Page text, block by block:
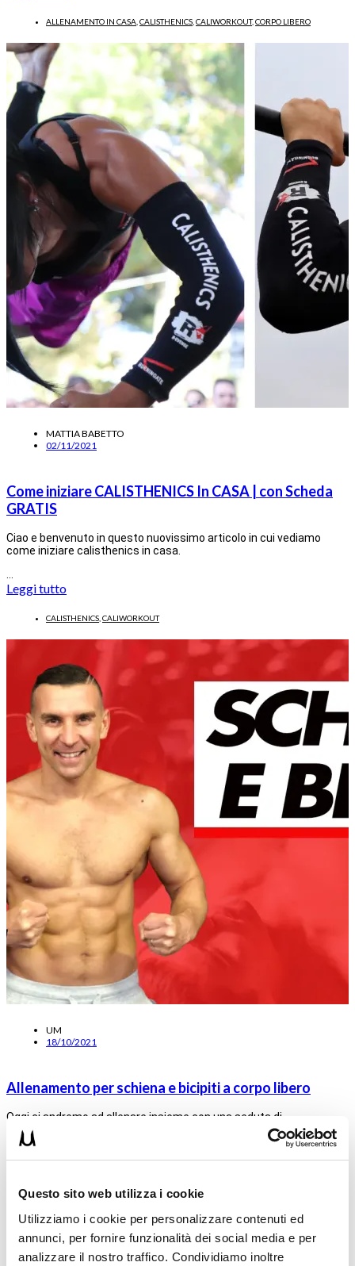
Questo sito web utilizza i cookie
Utilizziamo i cookie per personalizzare contenuti ed
annunci, per fornire funzionalità dei social media e per
analizzare il nostro traffico. Condividiamo inoltre
ALLENAMENTO IN CASA CALISTHENICS CALIWORKOUT,CORPO LIBERO
MATTIA BABETTO
02/11/2021
Come iniziare CALISTHENICS In CASA | con Scheda
GRATIS
Ciao e benvenuto in questo nuovissimo articolo in cui vediamo
come iniziare calisthenics in casa.
Leggi tutto
CALISTHENICS CALIWORKOUT
UM
18/10/2021
Allenamento per schiena e bicipiti a corpo libero
Oggi ci andremo ad allenare insieme con una seduta di
specializzazione per lavorare schiena e bicipiti con una scheda
estratta…
15WORKOUT,35WORKOUT,CALIWORKOUT